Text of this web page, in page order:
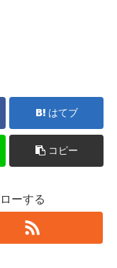
はてブ
コピー
ーする